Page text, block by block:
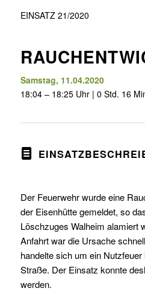
EINSATZ 21/2020
Samstag, 11.04.2020
18:04 – 18:25 Uhr | 0 Std. 16
Der Feuerwehr wurde eine
der Eisenhütte gemeldet, so
Löschzuges Walheim alamiert
Anfahrt war die Ursache
handelte sich um ein
Straße. Der Einsatz konnte
werden.